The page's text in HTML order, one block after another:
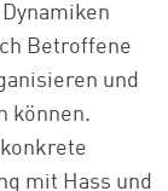
Betroffene
und
können.
mit Hass und